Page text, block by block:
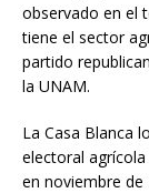
observado en el
tiene el sector
partido
la UNAM.
La Casa Blanca
electoral
en noviembre